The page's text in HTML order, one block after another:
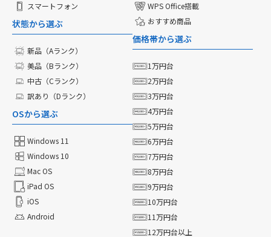
スマートフォン
状態から選ぶ
新品（Aランク）
美品（Bランク）
中古（Cランク）
訳あり（Dランク）
OSから選ぶ
Windows 11
Windows 10
Mac OS
iPad OS
iOS
Android
WPS Office搭載
おすすめ商品
価格帯から選ぶ
1万円台
2万円台
3万円台
4万円台
5万円台
6万円台
7万円台
8万円台
9万円台
10万円台
11万円台
12万円台以上